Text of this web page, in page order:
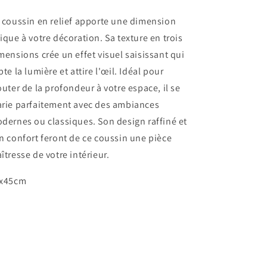
coussin en relief apporte une dimension
à votre décoration. Sa texture en trois
crée un effet visuel saisissant qui
la lumière et attire l'œil. Idéal pour
de la profondeur à votre espace, il se
parfaitement avec des ambiances
ou classiques. Son design raffiné et
confort feront de ce coussin une pièce
de votre intérieur.